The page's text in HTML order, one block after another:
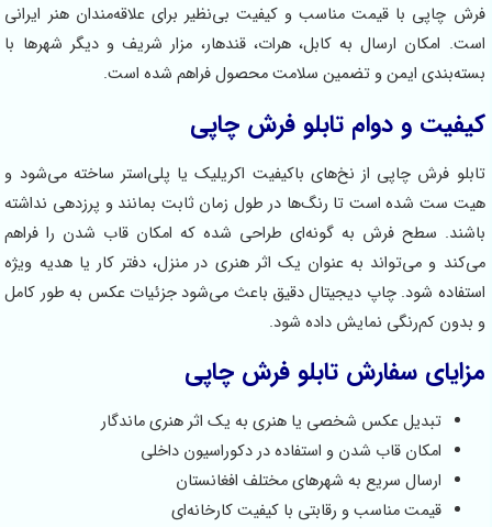
فرش چاپی با قیمت مناسب و کیفیت بی‌نظیر برای علاقه‌مندان هنر ایرانی
است. امکان ارسال به کابل، هرات، قندهار، مزار شریف و دیگر شهرها با
بسته‌بندی ایمن و تضمین سلامت محصول فراهم شده است.
کیفیت و دوام تابلو فرش چاپی
تابلو فرش چاپی از نخ‌های باکیفیت اکریلیک یا پلی‌استر ساخته می‌شود و
هیت ست شده است تا رنگ‌ها در طول زمان ثابت بمانند و پرزدهی نداشته
باشند. سطح فرش به گونه‌ای طراحی شده که امکان قاب شدن را فراهم
می‌کند و می‌تواند به عنوان یک اثر هنری در منزل، دفتر کار یا هدیه ویژه
استفاده شود. چاپ دیجیتال دقیق باعث می‌شود جزئیات عکس به طور کامل
و بدون کم‌رنگی نمایش داده شود.
مزایای سفارش تابلو فرش چاپی
تبدیل عکس شخصی یا هنری به یک اثر هنری ماندگار
امکان قاب شدن و استفاده در دکوراسیون داخلی
ارسال سریع به شهرهای مختلف افغانستان
قیمت مناسب و رقابتی با کیفیت کارخانه‌ای